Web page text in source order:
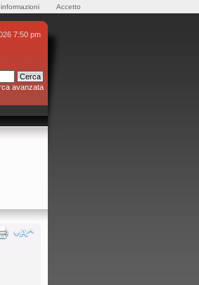
7:50 pm
avanzata
Accetto